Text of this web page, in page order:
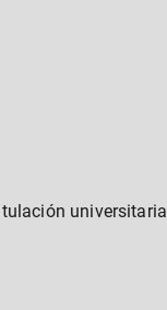
universitaria